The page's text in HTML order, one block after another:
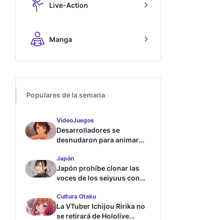
Live-Action
Manga
Populares de la semana
VideoJuegos
Desarrolladores se
desnudaron para animar
Japón
Japón prohíbe clonar las
voces de los seiyuus con
Cultura Otaku
La VTuber Ichijou Ririka no
se retirará de Hololive